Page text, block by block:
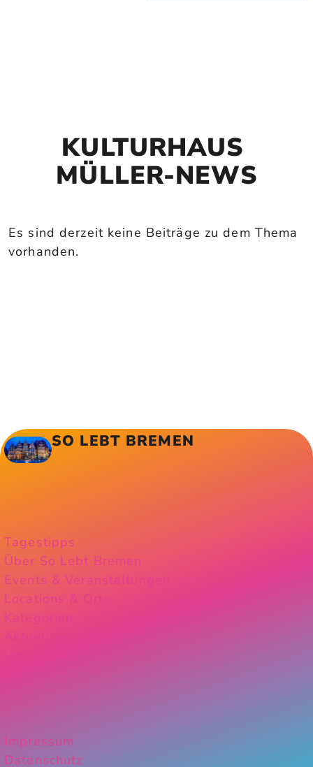
KULTURHAUS
MÜLLER-NEWS
Es sind derzeit keine Beiträge zu dem Thema
vorhanden.
SO LEBT BREMEN
Tagestipps
Über So Lebt Bremen
Events & Veranstaltungen
Locations & Orte
Kategorien
Impressum
Datenschutz